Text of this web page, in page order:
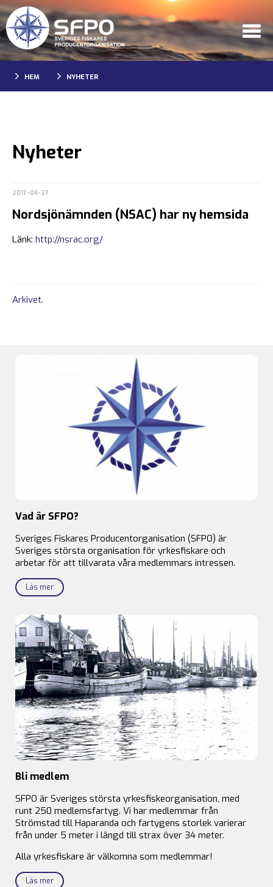
HEM NYHETER
Nyheter
2017-04-27
Nordsjönämnden (NSAC) har ny hemsida
Länk: http://nsrac.org/
Arkivet.
Vad är SFPO?
Sveriges Fiskares Producentorganisation (SFPO) är
Sveriges största organisation för yrkesfiskare och
arbetar för att tillvarata våra medlemmars intressen.
Läs mer
Bli medlem
SFPO är Sveriges största yrkesfiskeorganisation, med
runt 250 medlemsfartyg. Vi har medlemmar från
Strömstad till Haparanda och fartygens storlek varierar
från under 5 meter i längd till strax över 34 meter.
Alla yrkesfiskare är välkomna som medlemmar!
Läs mer